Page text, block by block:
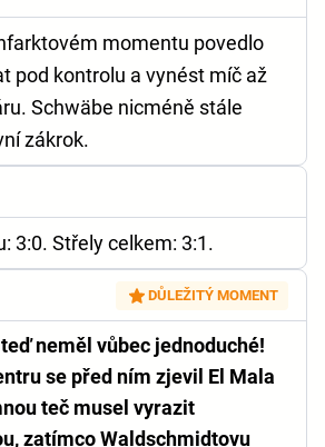
momentu povedlo
pod kontrolu a vynést míč až
Schwäbe nicméně stále
zákrok.
3:0. Střely celkem: 3:1.
DŮLEŽITÝ MOMENT
neměl vůbec jednoduché!
se před ním zjevil El Mala
teč musel vyrazit
zatímco Waldschmidtovu